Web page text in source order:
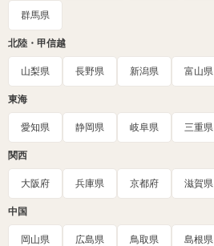
群馬県
北陸・甲信越
山梨県 長野県 新潟県 富山県
東海
愛知県 静岡県 岐阜県 三重県
関西
大阪府 兵庫県 京都府 滋賀県
中国
岡山県 広島県 鳥取県 島根県